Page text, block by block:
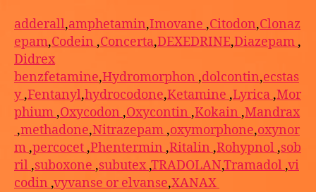
adderall,amphetamin,Imovane ,Citodon,Clonaz
epam,Codein ,Concerta,DEXEDRINE,Diazepam ,
Didrex
benzfetamine,Hydromorphon ,dolcontin,ecstas
y ,Fentanyl,hydrocodone,Ketamine ,Lyrica ,Mor
phium ,Oxycodon ,Oxycontin ,Kokain ,Mandrax
,methadone,Nitrazepam ,oxymorphone,oxynor
m ,percocet ,Phentermin ,Ritalin ,Rohypnol ,sob
ril ,suboxone ,subutex,TRADOLAN,Tramadol ,vi
codin ,vyvanse or elvanse,XANAX